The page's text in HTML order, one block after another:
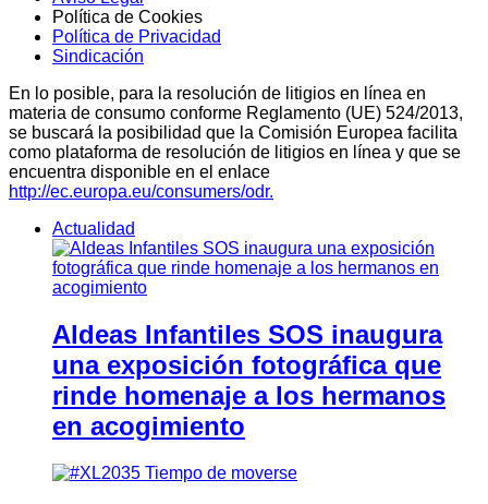
Política de Cookies
Política de Privacidad
Sindicación
En lo posible, para la resolución de litigios en línea en
materia de consumo conforme Reglamento (UE) 524/2013,
se buscará la posibilidad que la Comisión Europea facilita
como plataforma de resolución de litigios en línea y que se
encuentra disponible en el enlace
http://ec.europa.eu/consumers/odr.
Actualidad
Aldeas Infantiles SOS inaugura
una exposición fotográfica que
rinde homenaje a los hermanos
en acogimiento